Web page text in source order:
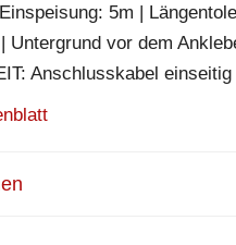
5m |
Untergrund vor dem
Anschlusskabel einseitig